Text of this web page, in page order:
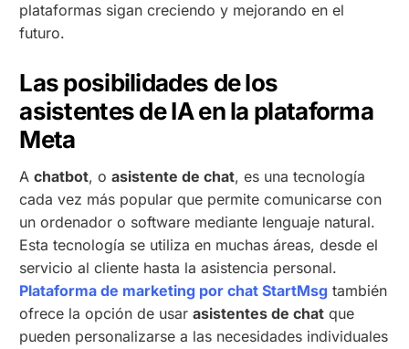
plataformas sigan creciendo y mejorando en el
futuro.
Las posibilidades de los
asistentes de IA en la plataforma
Meta
Achatbot, oasistente de chat, es una tecnología
cada vez más popular que permite comunicarse con
un ordenador o software mediante lenguaje natural.
Esta tecnología se utiliza en muchas áreas, desde el
servicio al cliente hasta la asistencia personal.
Plataforma de marketing por chat StartMsg también
ofrece la opción de usarasistentes de chat que
pueden personalizarse a las necesidades individuales